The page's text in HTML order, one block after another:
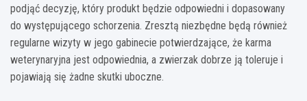
podjąć decyzję, który produkt będzie odpowiedni i dopasowany
do występującego schorzenia. Zresztą niezbędne będą również
regularne wizyty w jego gabinecie potwierdzające, że karma
weterynaryjna jest odpowiednia, a zwierzak dobrze ją toleruje i
pojawiają się żadne skutki uboczne.